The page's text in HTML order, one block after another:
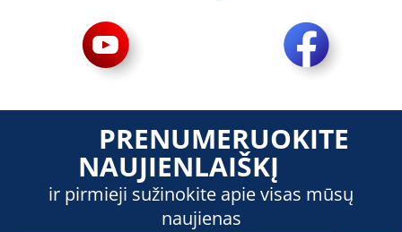
PRENUMERUOKITE
NAUJIENLAIŠKĮ
ir pirmieji sužinokite apie visas mūsų
naujienas